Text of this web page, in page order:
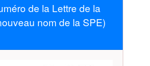
de la Lettre de la
nom de la SPE)